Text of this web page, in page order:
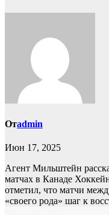
Отadmin
Июн 17, 2025
Агент Мильштейн
матчах в Канаде
отметил, что матчи
«своего рода» шаг к